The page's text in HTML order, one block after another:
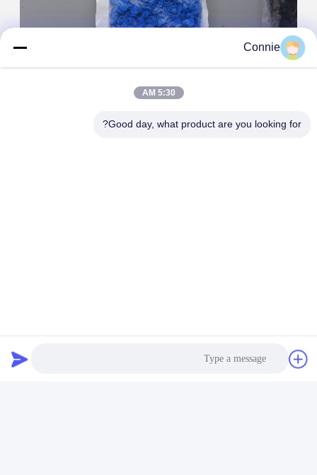
Connie
5:30 AM
Good day, what product are you looking for?